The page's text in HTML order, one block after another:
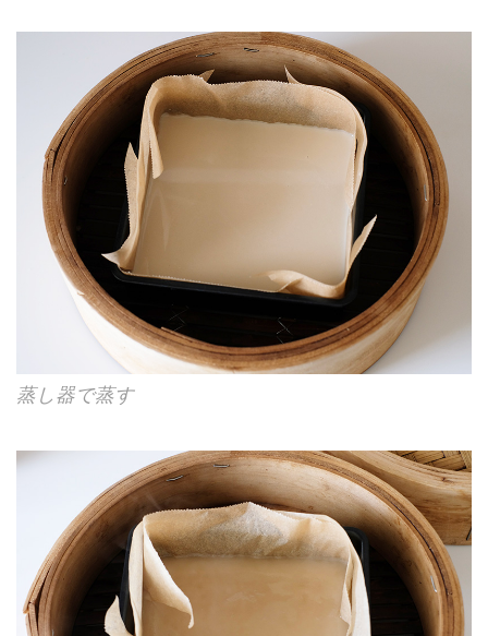
蒸し器で蒸す